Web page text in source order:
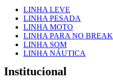
LINHA LEVE
LINHA PESADA
LINHA MOTO
LINHA PARA NO BREAK
LINHA SOM
LINHA NÁUTICA
Institucional